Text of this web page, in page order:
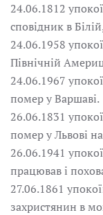
24.06.1812
сповідник в
24.06.1958
Північній
24.06.1967
помер у Варшаві.
26.06.1831
помер у Львові
26.06.1941
працював і
27.06.1861
захристянин в